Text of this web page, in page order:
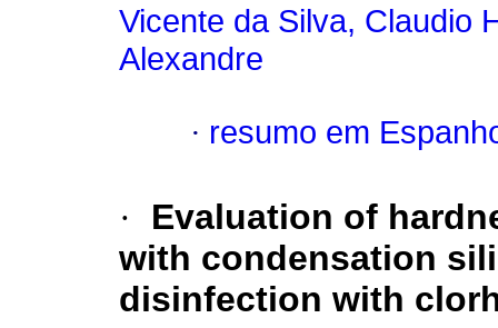
Vicente da Silva, Claudio
Alexandre
· resumo em
·
Evaluation of
with condensation
disinfection with